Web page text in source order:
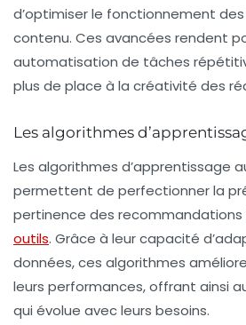
d’optimiser le fonctionnement
contenu. Ces avancées rendent
automatisation de tâches
plus de place à la créativité des
Les algorithmes
Les algorithmes d’apprentissage
permettent de perfectionner la
pertinence des recommandations
outils. Grâce à leur capacité
données, ces algorithmes
leurs performances, offrant ainsi
qui évolue avec leurs besoins.